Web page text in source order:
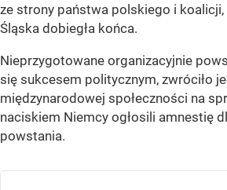
ze strony państwa polskiego i
Śląska dobiegła końca.
Nieprzygotowane organizacyjnie
się sukcesem politycznym, zwróciło
międzynarodowej społeczności na
naciskiem Niemcy ogłosili amnestię
powstania.